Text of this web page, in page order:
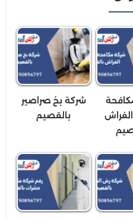
شركة بخ صراصير
بالقصيم